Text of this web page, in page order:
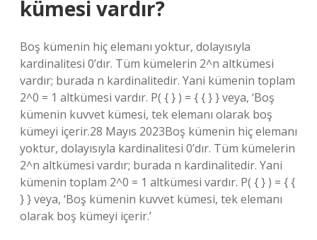
kümesi vardır?
Boş kümenin hiç elemanı yoktur, dolayısıyla
kardinalitesi 0’dır. Tüm kümelerin 2^n altkümesi
vardır; burada n kardinalitedir. Yani kümenin toplam
2^0 = 1 altkümesi vardır. P( { } ) = { { } } veya, ‘Boş
kümenin kuvvet kümesi, tek elemanı olarak boş
kümeyi içerir.28 Mayıs 2023Boş kümenin hiç elemanı
yoktur, dolayısıyla kardinalitesi 0’dır. Tüm kümelerin
2^n altkümesi vardır; burada n kardinalitedir. Yani
kümenin toplam 2^0 = 1 altkümesi vardır. P( { } ) = { {
} } veya, ‘Boş kümenin kuvvet kümesi, tek elemanı
olarak boş kümeyi içerir.’